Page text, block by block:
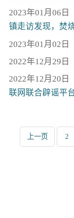
2023年01月06日
镇走访发现，焚
2023年01月02日
2022年12月29日
2022年12月20日
联网联合辟谣平
上一页 2